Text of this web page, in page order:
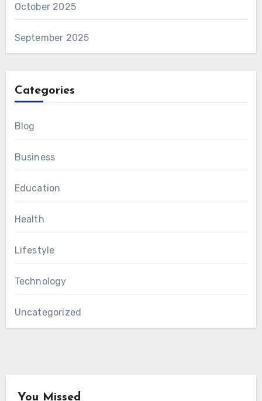
October 2025
September 2025
Categories
Blog
Business
Education
Health
Lifestyle
Technology
Uncategorized
You Missed